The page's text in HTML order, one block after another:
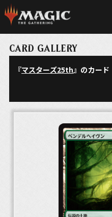
CARD GALLERY
『マスターズ25th』のカード